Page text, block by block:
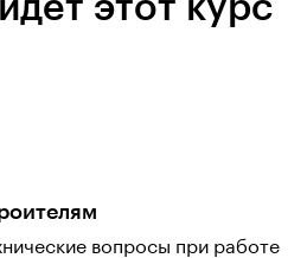
этот курс
вопросы при работе